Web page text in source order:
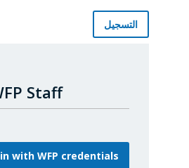
التسجيل
Staff